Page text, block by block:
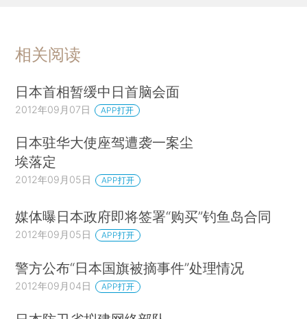
相关阅读
日本首相暂缓中日首脑会面
2012年09月07日 APP打开
日本驻华大使座驾遭袭一案尘
埃落定
2012年09月05日 APP打开
媒体曝日本政府即将签署“购买”钓鱼岛合同
2012年09月05日 APP打开
警方公布“日本国旗被摘事件”处理情况
2012年09月04日 APP打开